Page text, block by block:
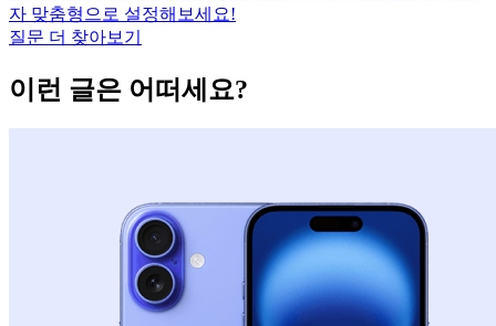
자 맞춤형으로 설정해보세요!
질문 더 찾아보기
이런 글은 어떠세요?